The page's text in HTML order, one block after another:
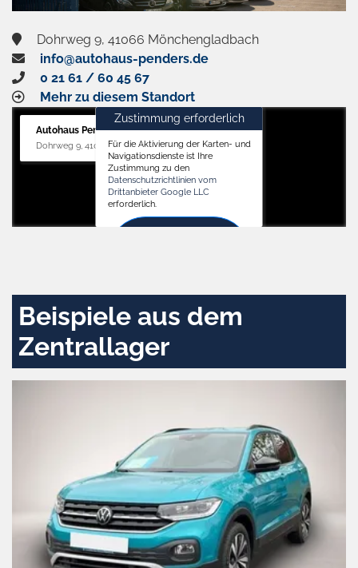
Dohrweg 9, 41066 Mönchengladbach
info@autohaus-penders.de
0 21 61 / 60 45 67
Mehr zu diesem Standort
Autohaus Penders (Service)
Dohrweg 9, 41066 Mönchengladbach
Zustimmung erforderlich
Für die Aktivierung der Karten- und
Navigationsdienste ist Ihre
Zustimmung zu den
Datenschutzrichtlinien vom
Drittanbieter Google LLC
erforderlich.
Beispiele aus dem
Zentrallager